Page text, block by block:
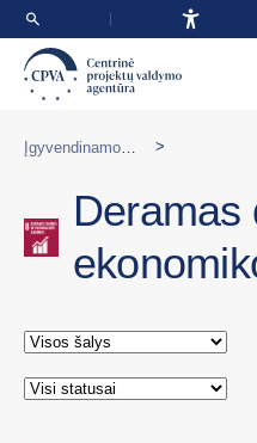
>
Deramas